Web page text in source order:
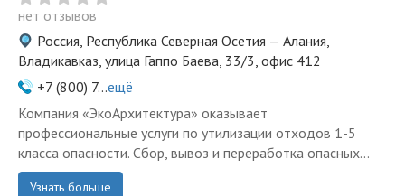
нет отзывов
Россия, Республика Северная Осетия — Алания,
Владикавказ, улица Гаппо Баева, 33/3, офис 412
+7 (800) 7...ещё
Компания «ЭкоАрхитектура» оказывает
профессиональные услуги по утилизации отходов 1-5
класса опасности. Сбор, вывоз и переработка опасных...
Узнать больше